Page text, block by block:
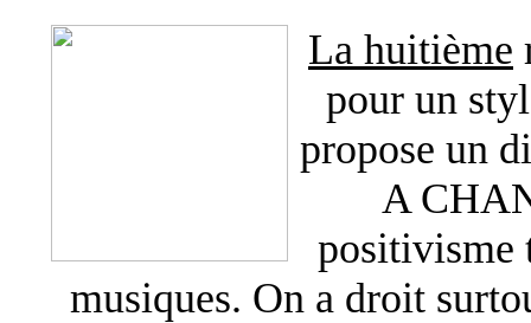
La huitième
pour un
propose un
A
positivisme
musiques. On a droit